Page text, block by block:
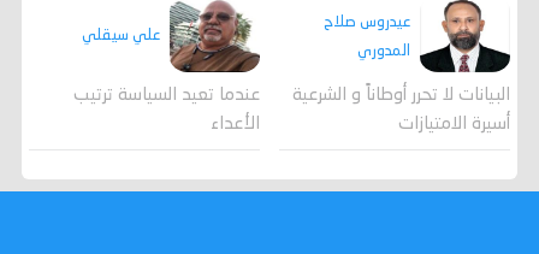
عيدروس صلاح
المدوري
البيانات لا تحرر أوطاناً و الشرعية
أسيرة الامتيازات
علي سيقلي
عندما تعيد السياسة ترتيب
الأعداء